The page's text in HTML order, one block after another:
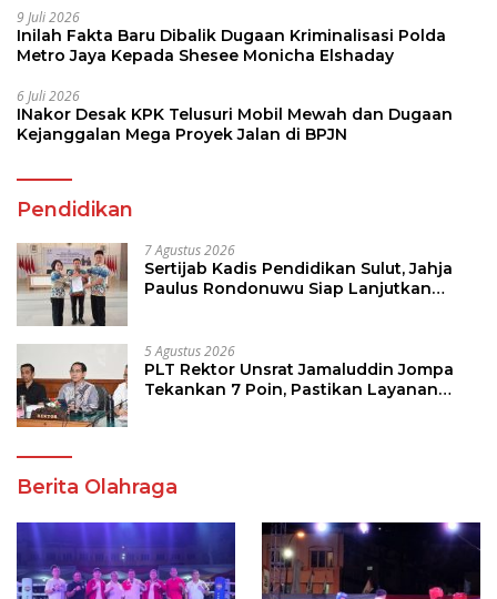
9 Juli 2026
Inilah Fakta Baru Dibalik Dugaan Kriminalisasi Polda
Metro Jaya Kepada Shesee Monicha Elshaday
6 Juli 2026
INakor Desak KPK Telusuri Mobil Mewah dan Dugaan
Kejanggalan Mega Proyek Jalan di BPJN
Pendidikan
7 Agustus 2026
Sertijab Kadis Pendidikan Sulut, Jahja
Paulus Rondonuwu Siap Lanjutkan
5 Agustus 2026
PLT Rektor Unsrat Jamaluddin Jompa
Tekankan 7 Poin, Pastikan Layanan
Berita Olahraga